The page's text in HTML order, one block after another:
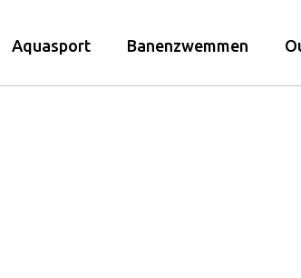
Aquasport Banenzwemmen